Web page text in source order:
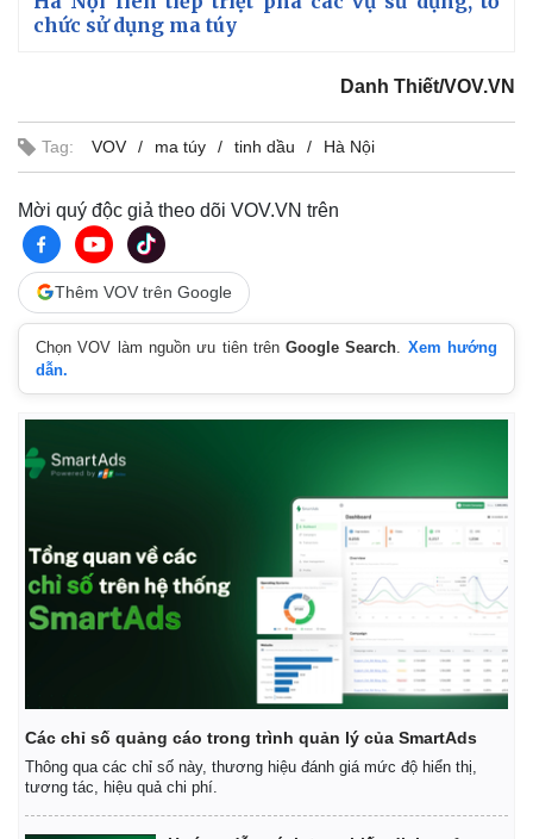
chức sử dụng ma túy
Danh Thiết/VOV.VN
Tag: VOV ma túy tinh dầu Hà Nội
Mời quý độc giả theo dõi VOV.VN trên
Thêm VOV trên Google
Chọn VOV làm nguồn ưu tiên trênGoogle Search
Xem hướng
dẫn.
Các chỉ số quảng cáo trong trình quản lý của SmartAds
Thông qua các chỉ số này, thương hiệu đánh giá mức độ hiển thị,
tương tác, hiệu quả chi phí.